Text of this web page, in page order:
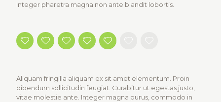
Integer pharetra magna non ante blandit lobortis.
Aliquam fringilla aliquam ex sit amet elementum. Proin
bibendum sollicitudin feugiat. Curabitur ut egestas justo,
vitae molestie ante. Integer magna purus, commodo in